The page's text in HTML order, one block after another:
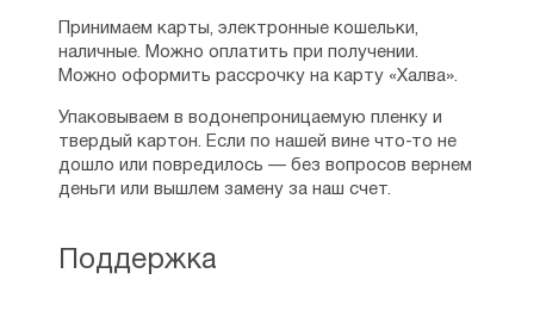
Поддержка
Принимаем карты, электронные кошельки,
наличные. Можно оплатить при получении.
Можно оформить рассрочку на карту «Халва».
Упаковываем в водонепроницаемую пленку и
твердый картон. Если по нашей вине что-то не
дошло или повредилось — без вопросов вернем
деньги или вышлем замену за наш счет.